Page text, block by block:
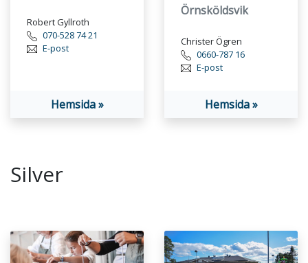
Robert Gyllroth
070-528 74 21
E-post
Hemsida »
Örnsköldsvik
Christer Ögren
0660-787 16
E-post
Hemsida »
Silver